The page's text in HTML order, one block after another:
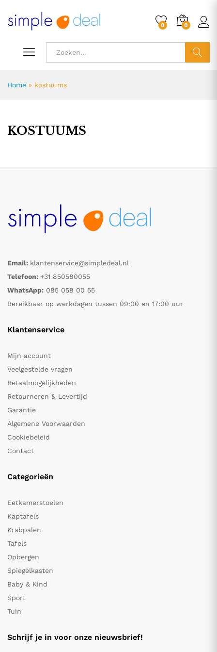
0 0
Home » kostuums
KOSTUUMS
Email: klantenservice@simpledeal.nl
Telefoon: +31 850580055
WhatsApp: 085 058 00 55
Bereikbaar op werkdagen tussen 09:00 en 17:00 uur
Klantenservice
Mijn account
Veelgestelde vragen
Betaalmogelijkheden
Retourneren & Levertijd
Garantie
Algemene Voorwaarden
Cookiebeleid
Contact
Categorieën
Eetkamerstoelen
Kaptafels
Krabpalen
Tafels
Opbergen
Spiegelkasten
Baby & Kind
Sport
Tuin
Schrijf je in voor onze nieuwsbrief!